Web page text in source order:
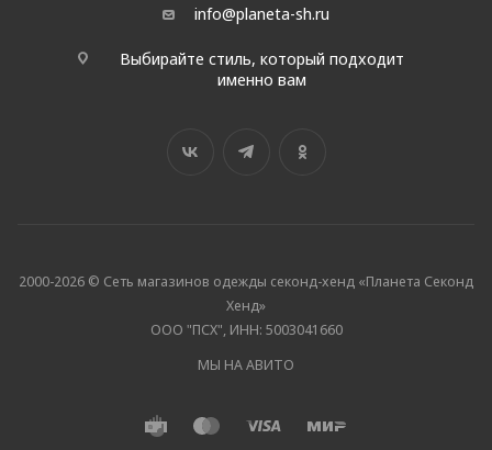
info@planeta-sh.ru
Выбирайте стиль, который подходит
именно вам
2000-2026 © Сеть магазинов одежды секонд-хенд «Планета Секонд
Хенд»
ООО "ПСХ", ИНН: 5003041660
МЫ НА АВИТО